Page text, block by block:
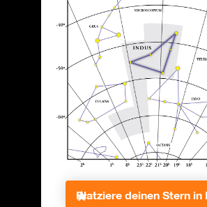
Platziere deinen Stern in